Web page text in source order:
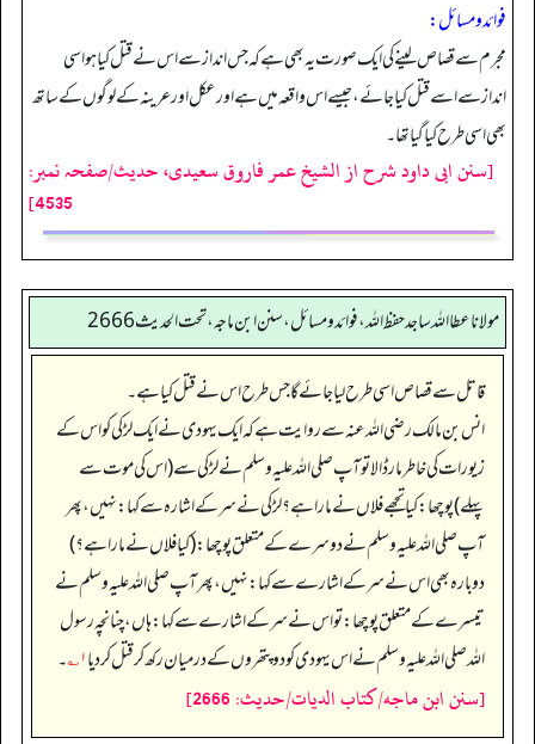
فوائد ومسائل:
مجرم سے قصاص لینے کی ایک صورت یہ بھی ہے کہ جس انداز سے اس نے قتل کیا ہو اسی
اندازسے اسے قتل کیا جائے، جیسے اس واقعہ میں ہے اور عکل اور عرینہ کے لوگوں کے ساتھ
بھی اسی طرح کیا گیا تھا۔
[سنن ابی داود شرح از الشیخ عمر فاروق سعیدی، حدیث/صفحہ نمبر:
4535]
مولانا عطا الله ساجد حفظ الله، فوائد و مسائل، سنن ابن ماجه، تحت الحديث2666
قاتل سے قصاص اسی طرح لیا جائے گا جس طرح اس نے قتل کیا ہے۔
انس بن مالک رضی اللہ عنہ سے روایت ہے کہ ایک یہودی نے ایک لڑکی کو اس کے
زیورات کی خاطر مار ڈالا تو آپ صلی اللہ علیہ وسلم نے لڑکی سے (اس کی موت سے
پہلے) پوچھا: کیا تجھے فلاں نے مارا ہے؟ لڑکی نے سر کے اشارہ سے کہا: نہیں، پھر
آپ صلی اللہ علیہ وسلم نے دوسرے کے متعلق پوچھا: (کیا فلاں نے مارا ہے؟)
دوبارہ بھی اس نے سر کے اشارے سے کہا: نہیں، پھر آپ صلی اللہ علیہ وسلم نے
تیسرے کے متعلق پوچھا: تو اس نے سر کے اشارے سے کہا: ہاں، چنانچہ رسول
اللہ صلی اللہ علیہ وسلم نے اس یہودی کو دو پتھروں کے درمیان رکھ کر قتل کر دیا۱؎ ۔
[سنن ابن ماجه/كتاب الديات/حدیث: 2666]